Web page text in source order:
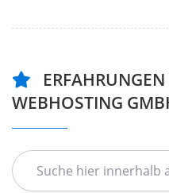
WEBHOSTING